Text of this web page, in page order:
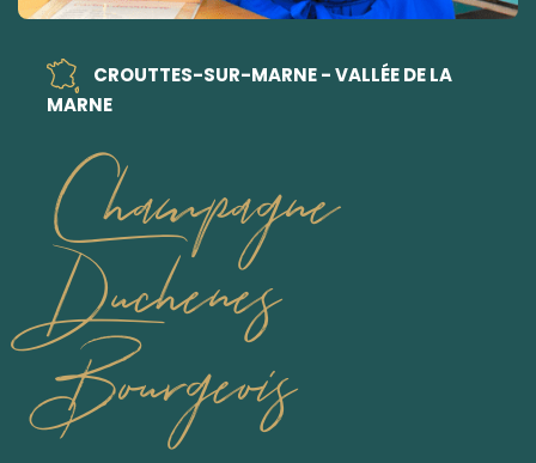
CROUTTES-SUR-MARNE - VALLÉE DE LA
MARNE
Champagne
Duchenes
Bourgeois